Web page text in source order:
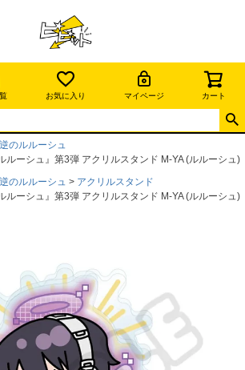
お気に入り マイページ カート
のルルーシュ
ルーシュ』第3弾 アクリルスタンド M-YA (ルルーシュ)
のルルーシュ
アクリルスタンド
ルーシュ』第3弾 アクリルスタンド M-YA (ルルーシュ)